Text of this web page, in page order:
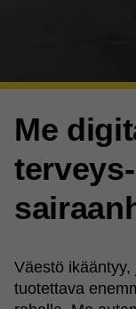
Me
Väestö
tuotettava